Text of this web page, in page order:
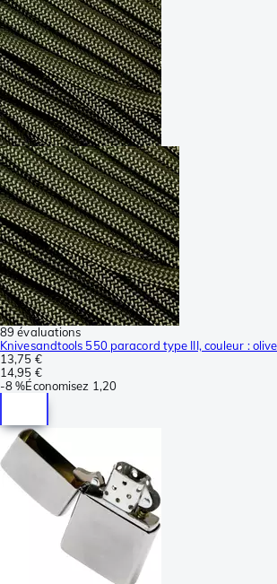
89 évaluations
Knivesandtools 550 paracord type III, couleur :
13,75 €
14,95 €
-8 %Économisez 1,20